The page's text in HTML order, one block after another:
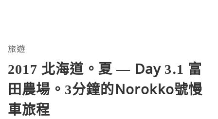
旅遊
2017 北海道。夏 — Day 3.1 富
田農場。3分鐘的Norokko號慢
車旅程